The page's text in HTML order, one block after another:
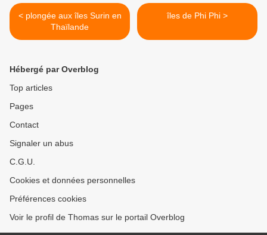
< plongée aux îles Surin en
Thaïlande
îles de Phi Phi >
Hébergé par Overblog
Top articles
Pages
Contact
Signaler un abus
C.G.U.
Cookies et données personnelles
Préférences cookies
Voir le profil de Thomas sur le portail Overblog